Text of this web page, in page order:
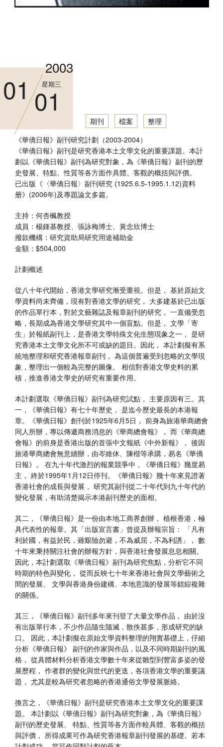
2003
01
01 星期三
期刊 檔案
整理
《華僑日報》副刊研究計劃（2003-2004）
《華僑日報》副刊是研究香港本土文學文化的重要課題。本計
劃以《華僑日報》副刊為研究對象，為《華僑日報》副刊的歷
史發展、特點、性質等各方面作具體、客觀的概括與評價。
已出版《〈華僑日報〉副刊研究 (1925.6.5-1995.1.12)資料
册》(2006年)及專題論文多篇。
主持：何杏楓教授
成員：楊鍾基教授、張詠梅博士、黃念欣博士
撥款機構：研究資助局研究用途補助金
金額：$504,000
計劃概述
從八十年代開始，香港文學研究漸受重視。但是， 基於原始文
學資料尚未齊備，現有對香港文學的研究， 大多建基於已出版
的作品單行本，對於文藝雜誌及報章副刊的研究， 一直備受忽
略，長期成為香港文學研究其中一個盲點。但是， 文學「寄
生」於報紙副刊上，是香港文學特殊文化生態現象之一， 是研
究香港本土文學文化所不可或缺的題目。因此， 本計劃擬有系
統地整理和研究香港報章副刊， 為這個普遍受到忽略的文學現
象，整理出一個較為完整的圖像。 相信對香港文學史料的累
積，推進香港文學史的研究有重要作用。
本計劃選取《華僑日報》副刊為研究試點， 主要原因有三。其
一，《華僑日報》有七十年歷史， 是迄今歷史最長的本港報
章。《華僑日報》創刊於1925年6月5日， 前身為旅港華商總會
同人所辦，專以傳遞商務消息的《華商總會報》， 而《華商總
會報》的前身是香港出版的首張中文報紙《中外新報》， 後因
旅港華商總會無意續辦，由岑維休、陳楷等承購，易名《華僑
日報》。 在九十年代激烈的報業競爭中，《華僑日報》幾度易
主， 終於1995年1月12日停刊。《華僑日報》幾十年來見證著
香港社會的成長與發展， 研究其副刊從二十年代到九十年代的
變化發展，有助清楚揭示本港副刊歷史的面相。
其二，《華僑日報》是一份由本地工商界創辦， 植根香港，極
具代表性的報章。其「出版宣言書」曾提及辦報宗旨： 「凡有
利於國，有益於民，雖艱險勿避，不為威屈，不為利誘」， 數
十年來秉持關注社會的辦報方針，與香港社會發展息息相關。
因此，本計劃選取《華僑日報》副刊為研究焦點，分析它不同
時期的特色與變化， 從而反映七十年來香港社會與文學藝術之
間的發展、 文學與香港身份建構、本地意識的發展等錯綜複雜
的關係。
其三，《華僑日報》副刊多年來刊登了大量文學作品， 由於沒
有出版單行本，不少作品隨生隨滅，散佚甚多，形成研究的缺
口。 因此，本計劃擬在原始文學資料整理的翔實基礎上，仔細
分析《華僑日報》 副刊的作家與作品，以及不同時期副刊的風
格， 從具體材料分析香港文學數十年來從雛型到豐富多姿的發
展歷程， 作者群的變化與世代的更迭，各項香港文學的重要議
題， 尤其是較為研究者忽略的香港通俗文學發展脈絡。
換言之，《華僑日報》副刊是研究香港本土文學文化的重要課
題。 本計劃以《華僑日報》副刊為研究對象，為《華僑日報》
副刊的歷史發展、 特點、性質等各方面作較具體、客觀的概括
與評價， 所得成果可作為研究香港報章副刊發展的基礎。若本